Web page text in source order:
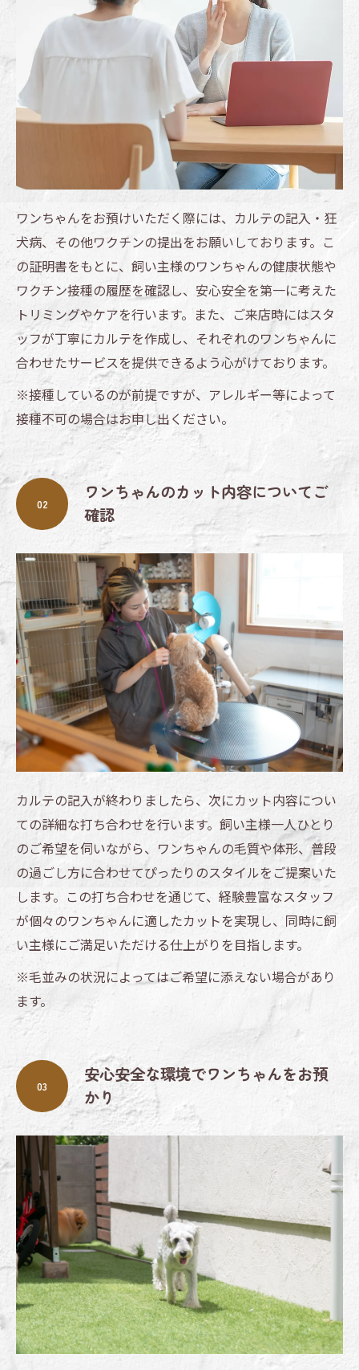
ワンちゃんをお預けいただく際には、カルテの記入・狂
犬病、その他ワクチンの提出をお願いしております。こ
の証明書をもとに、飼い主様のワンちゃんの健康状態や
ワクチン接種の履歴を確認し、安心安全を第一に考えた
トリミングやケアを行います。また、ご来店時にはスタ
ッフが丁寧にカルテを作成し、それぞれのワンちゃんに
合わせたサービスを提供できるよう心がけております。
※接種しているのが前提ですが、アレルギー等によって
接種不可の場合はお申し出ください。
ワンちゃんのカット内容についてご
確認
02
カルテの記入が終わりましたら、次にカット内容につい
ての詳細な打ち合わせを行います。飼い主様一人ひとり
のご希望を伺いながら、ワンちゃんの毛質や体形、普段
の過ごし方に合わせてぴったりのスタイルをご提案いた
します。この打ち合わせを通じて、経験豊富なスタッフ
が個々のワンちゃんに適したカットを実現し、同時に飼
い主様にご満足いただける仕上がりを目指します。
※毛並みの状況によってはご希望に添えない場合があり
ます。
安心安全な環境でワンちゃんをお預
かり
03